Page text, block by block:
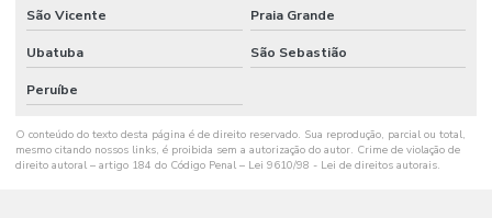
São Vicente Praia Grande
Ubatuba São Sebastião
Peruíbe
O conteúdo do texto desta página é de direito reservado. Sua reprodução, parcial ou total,
mesmo citando nossos links, é proibida sem a autorização do autor. Crime de violação de
direito autoral – artigo 184 do Código Penal – Lei 9610/98 - Lei de direitos autorais.